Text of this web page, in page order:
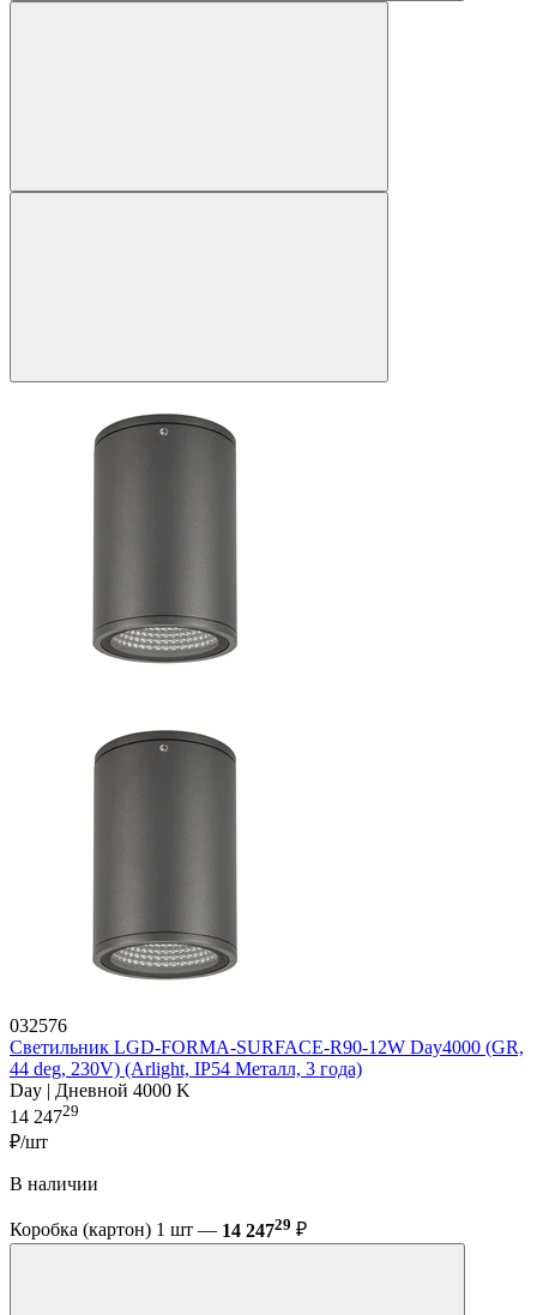
032576
Светильник LGD-FORMA-SURFACE-R90-12W Day4000 (GR,
44 deg, 230V) (Arlight, IP54 Металл, 3 года)
Day | Дневной 4000 K
14 24729
₽/шт
В наличии
Коробка (картон) 1 шт — 14 24729 ₽